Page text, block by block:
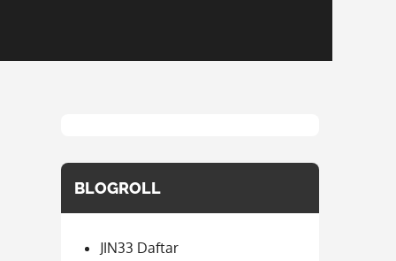
BLOGROLL
JIN33 Daftar